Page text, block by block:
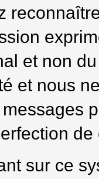
et non
et nous
sur ce